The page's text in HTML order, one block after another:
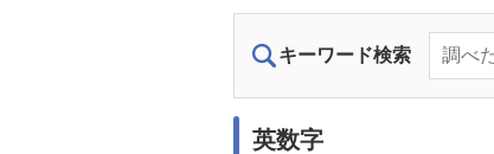
キーワード検索
英数字